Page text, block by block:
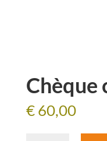
Chèque
€60,00